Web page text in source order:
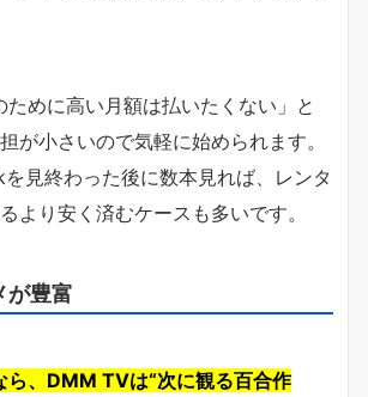
ために高い月額は払いたくない」と
が小さいので気軽に始められます。
見終わった後に数本見れば、レンタ
より安く済むケースも多いです。
豊富
、DMM TVは“次に観る百合作